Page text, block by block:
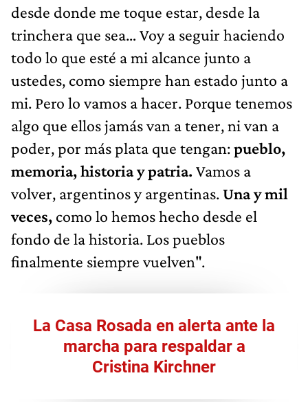
desde donde me toque estar, desde la
trinchera que sea… Voy a seguir haciendo
todo lo que esté a mi alcance junto a
ustedes, como siempre han estado junto a
mi. Pero lo vamos a hacer. Porque tenemos
algo que ellos jamás van a tener, ni van a
poder, por más plata que tengan:pueblo,
memoria, historia y patria. Vamos a
volver, argentinos y argentinas.Una y mil
veces, como lo hemos hecho desde el
fondo de la historia. Los pueblos
finalmente siempre vuelven".
La Casa Rosada en alerta ante la
marcha para respaldar a
Cristina Kirchner